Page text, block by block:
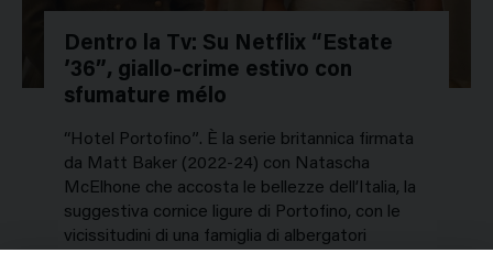
Dentro la Tv: Su Netflix “Estate
’36”, giallo-crime estivo con
sfumature mélo
“Hotel Portofino”. È la serie britannica firmata
da Matt Baker (2022-24) con Natascha
McElhone che accosta le bellezze dell’Italia, la
suggestiva cornice ligure di Portofino, con le
vicissitudini di una famiglia di albergatori